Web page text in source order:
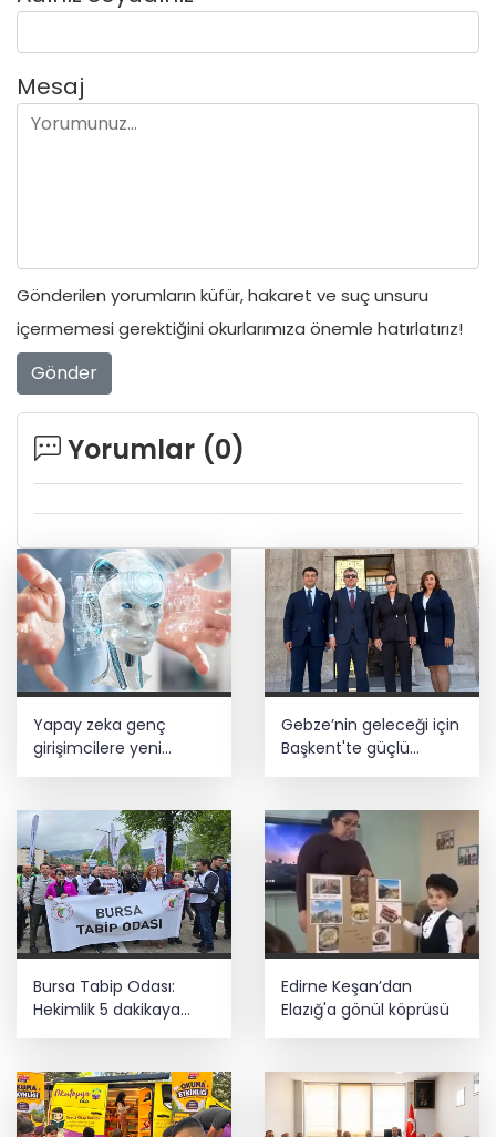
Mesaj
Gönderilen yorumların küfür, hakaret ve suç unsuru
içermemesi gerektiğini okurlarımıza önemle hatırlatırız!
Gönder
Yorumlar (0)
Yapay zeka genç
girişimcilere yeni
Gebze’nin geleceği için
Başkent'te güçlü
Bursa Tabip Odası:
Hekimlik 5 dakikaya
sığmaz
Edirne Keşan’dan
Elazığ'a gönül köprüsü